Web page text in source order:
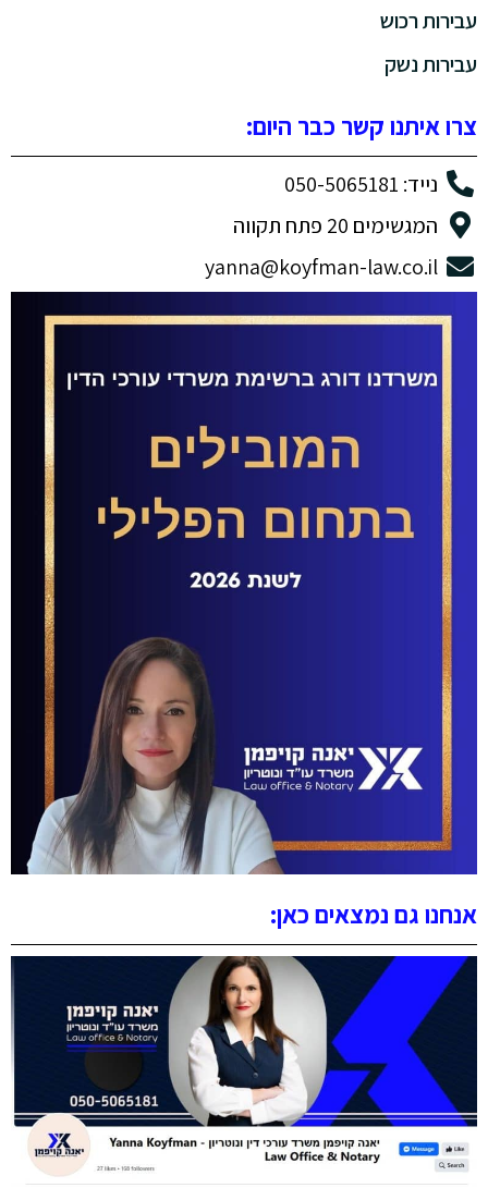
עבירות רכוש
עבירות נשק
צרו איתנו קשר כבר היום:
נייד: 050-5065181
המגשימים 20 פתח תקווה
yanna@koyfman-law.co.il
אנחנו גם נמצאים כאן: